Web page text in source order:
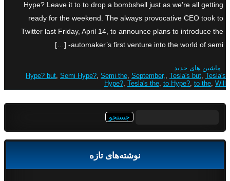
Hype? Leave it to to drop a bombshell just as we’re all getting
ready for the weekend. The always provocative CEO took to
Twitter last Friday, April 14, to announce plans to introduce the
automaker’s first venture into the world of semi- […]
ماشین های جدید
Hype? but, Semi Hype?, Semi the, September,, Tesla's but, Tesla's
Hype?, Tesla's the, to Hype?, to the, Will
نوشته‌های تازه